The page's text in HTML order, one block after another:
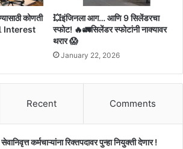
कोणती
Interest
💥इंजिनला आग… आणि 9 सिलेंडरचा
स्फोट! 🔥🚛सिलेंडर स्फोटांनी नाक्यावर
थरार 😱
January 22, 2026
Recent Comments
सेवानिवृत्त कर्मचाऱ्यांना रिक्तपदावर पुन्हा नियुक्ती देणार !